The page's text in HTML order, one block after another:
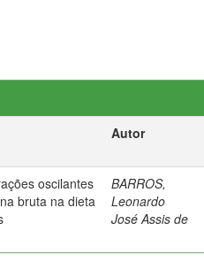
Autor
oscilantes
bruta na dieta
BARROS,
Leonardo
José Assis de